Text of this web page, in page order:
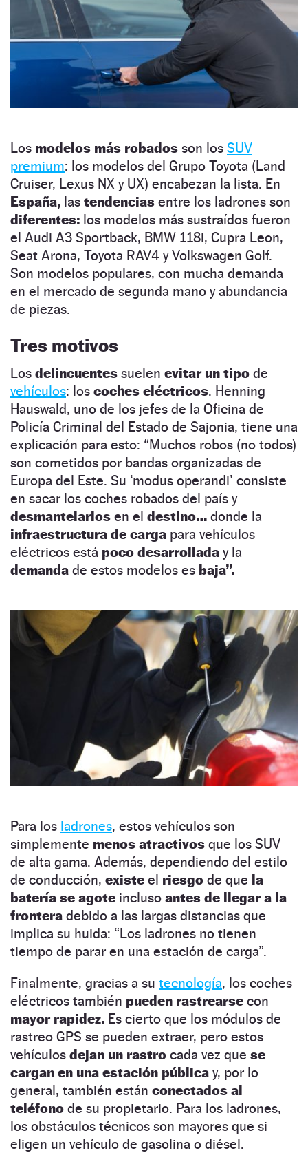
Los modelos más robados son los SUV
premium: los modelos del Grupo Toyota (Land
Cruiser, Lexus NX y UX) encabezan la lista. En
España, las tendencias entre los ladrones son
diferentes: los modelos más sustraídos fueron
el Audi A3 Sportback, BMW 118i, Cupra Leon,
Seat Arona, Toyota RAV4 y Volkswagen Golf.
Son modelos populares, con mucha demanda
en el mercado de segunda mano y abundancia
de piezas.
Tres motivos
Los delincuentes suelen evitar un tipo de
vehículos: los coches eléctricos. Henning
Hauswald, uno de los jefes de la Oficina de
Policía Criminal del Estado de Sajonia, tiene una
explicación para esto: “Muchos robos (no todos)
son cometidos por bandas organizadas de
Europa del Este. Su ‘modus operandi’ consiste
en sacar los coches robados del país y
desmantelarlos en el destino… donde la
infraestructura de carga para vehículos
eléctricos está poco desarrollada y la
demanda de estos modelos es baja”.
Para los ladrones, estos vehículos son
simplemente menos atractivos que los SUV
de alta gama. Además, dependiendo del estilo
de conducción, existe el riesgo de que la
batería se agote incluso antes de llegar a la
frontera debido a las largas distancias que
implica su huida: “Los ladrones no tienen
tiempo de parar en una estación de carga”.
Finalmente, gracias a su tecnología, los coches
eléctricos también pueden rastrearse con
mayor rapidez. Es cierto que los módulos de
rastreo GPS se pueden extraer, pero estos
vehículos dejan un rastro cada vez que se
cargan en una estación pública y, por lo
general, también están conectados al
teléfono de su propietario. Para los ladrones,
los obstáculos técnicos son mayores que si
eligen un vehículo de gasolina o diésel.